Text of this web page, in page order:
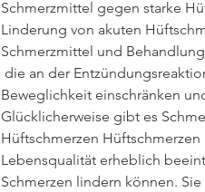
Schmerzmittel gegen starke
Linderung von akuten
Schmerzmittel und
Beweglichkeit einschränken
Glücklicherweise gibt es
Hüftschmerzen
Lebensqualität erheblich
Schmerzen lindern können.